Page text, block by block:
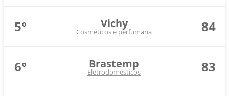
5° Vichy
Cosméticos e perfumaria 84
6° Brastemp
Eletrodomésticos 83